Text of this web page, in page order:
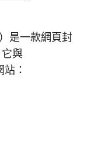
）是一款網頁封
與
：